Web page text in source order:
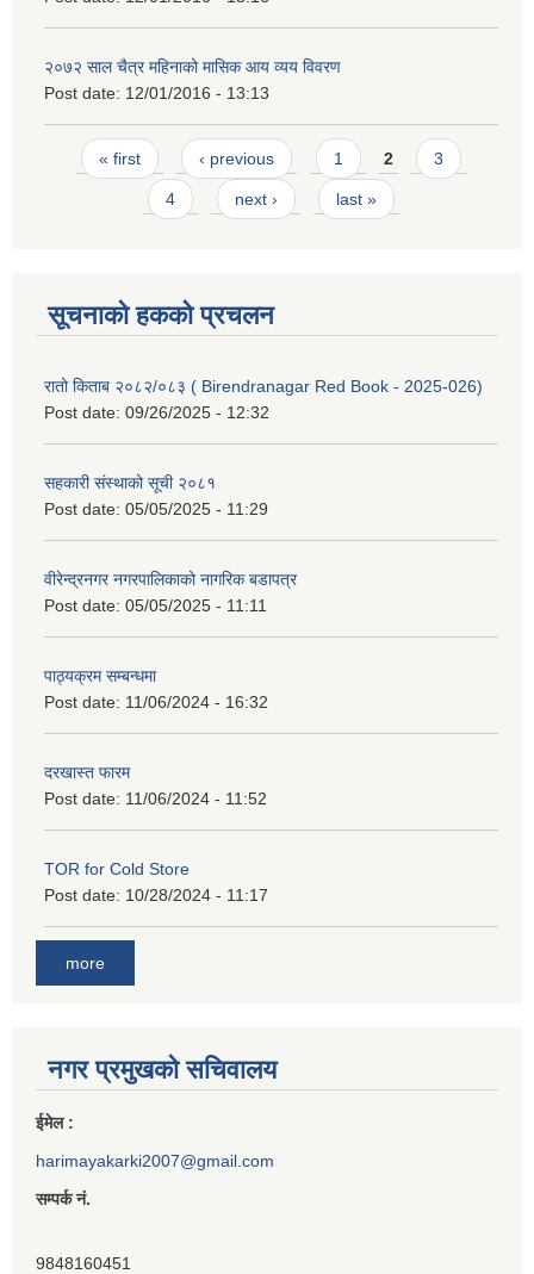
२०७२ साल चैत्र महिनाको मासिक आय व्यय विवरण
Post date: 12/01/2016 - 13:13
Pages
« first ‹ previous 1 2 3
4 next › last »
सूचनाको हकको प्रचलन
रातो किताब २०८२/०८३ ( Birendranagar Red Book - 2025-026)
Post date: 09/26/2025 - 12:32
सहकारी संस्थाको सूची २०८१
Post date: 05/05/2025 - 11:29
वीरेन्द्रनगर नगरपालिकाको नागरिक बडापत्र
Post date: 05/05/2025 - 11:11
पाठ्यक्रम सम्बन्धमा
Post date: 11/06/2024 - 16:32
दरखास्त फारम
Post date: 11/06/2024 - 11:52
TOR for Cold Store
Post date: 10/28/2024 - 11:17
more
नगर प्रमुखको सचिवालय
ईमेल :
harimayakarki2007@gmail.com
सम्पर्क नं.
9848160451